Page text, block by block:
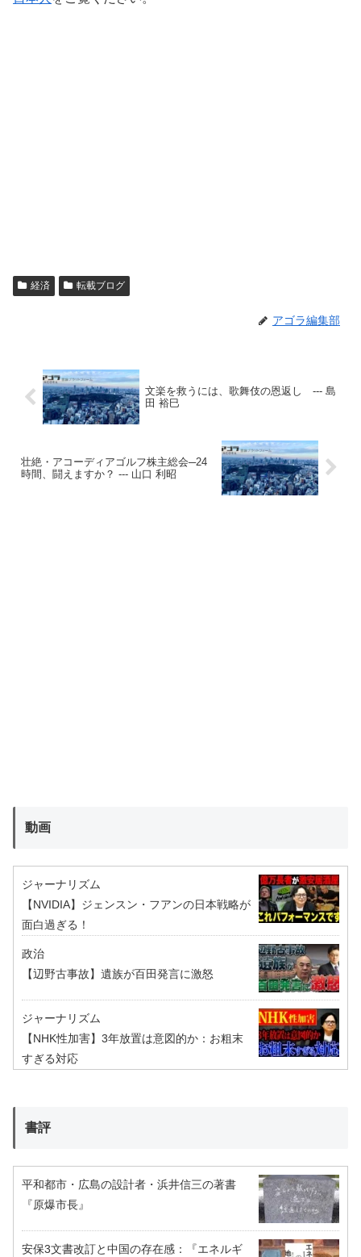
経済 転載ブログ
アゴラ編集部
文楽を救うには、歌舞伎の恩返し --- 島
田 裕巳
壮絶・アコーディアゴルフ株主総会─24
時間、闘えますか？ --- 山口 利昭
動画
ジャーナリズム
【NVIDIA】ジェンスン・フアンの日本戦略が
面白過ぎる！
政治
【辺野古事故】遺族が百田発言に激怒
ジャーナリズム
【NHK性加害】3年放置は意図的か：お粗末
すぎる対応
書評
平和都市・広島の設計者・浜井信三の著書
『原爆市長』
安保3文書改訂と中国の存在感：『エネルギ